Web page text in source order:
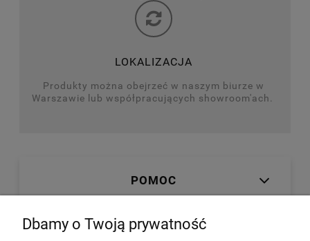
LOKALIZACJA
Produkty można obejrzeć w naszym biurze w
Warszawie lub współpracujących showroom'ach.
POMOC
MOJE KONTO
Dbamy o Twoją prywatność